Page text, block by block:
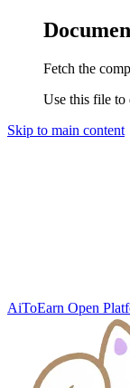
Fetch the
Use this file to
Skip to main content
AiToEarn Open